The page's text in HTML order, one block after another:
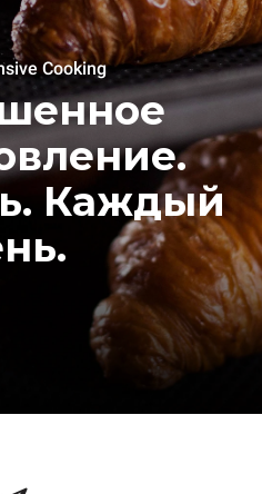
Cooking
Каждый